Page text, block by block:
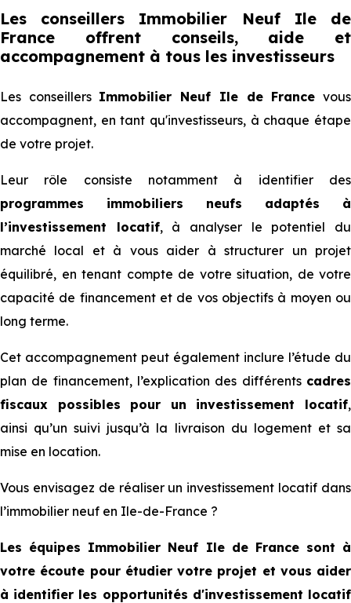
Les conseillers Immobilier Neuf Ile de
France offrent conseils, aide et
accompagnement à tous les investisseurs
Les conseillers Immobilier Neuf Ile de France vous
accompagnent, en tant qu'investisseurs, à chaque étape
de votre projet.
Leur rôle consiste notamment à identifier des
programmes immobiliers neufs adaptés à
l’investissement locatif, à analyser le potentiel du
marché local et à vous aider à structurer un projet
équilibré, en tenant compte de votre situation, de votre
capacité de financement et de vos objectifs à moyen ou
long terme.
Cet accompagnement peut également inclure l’étude du
plan de financement, l’explication des différents cadres
fiscaux possibles pour un investissement locatif,
ainsi qu’un suivi jusqu’à la livraison du logement et sa
mise en location.
Vous envisagez de réaliser un investissement locatif dans
l’immobilier neuf en Ile-de-France ?
Les équipes Immobilier Neuf Ile de France sont à
votre écoute pour étudier votre projet et vous aider
à identifier les opportunités d'investissement locatif